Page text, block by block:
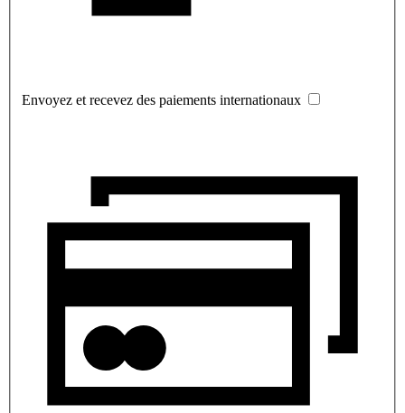
Envoyez et recevez des paiements internationaux